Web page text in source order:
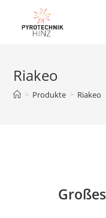
Riakeo
> Produkte > Riakeo